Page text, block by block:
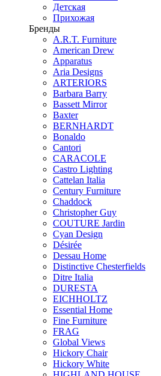
Детская
Прихожая
Бренды
A.R.T. Furniture
American Drew
Apparatus
Aria Designs
ARTERIORS
Barbara Barry
Bassett Mirror
Baxter
BERNHARDT
Bonaldo
Cantori
CARACOLE
Castro Lighting
Cattelan Italia
Century Furniture
Chaddock
Christopher Guy
COUTURE Jardin
Cyan Design
Désirée
Dessau Home
Distinctive Chesterfields
Ditre Italia
DURESTA
EICHHOLTZ
Essential Home
Fine Furniture
FRAG
Global Views
Hickory Chair
Hickory White